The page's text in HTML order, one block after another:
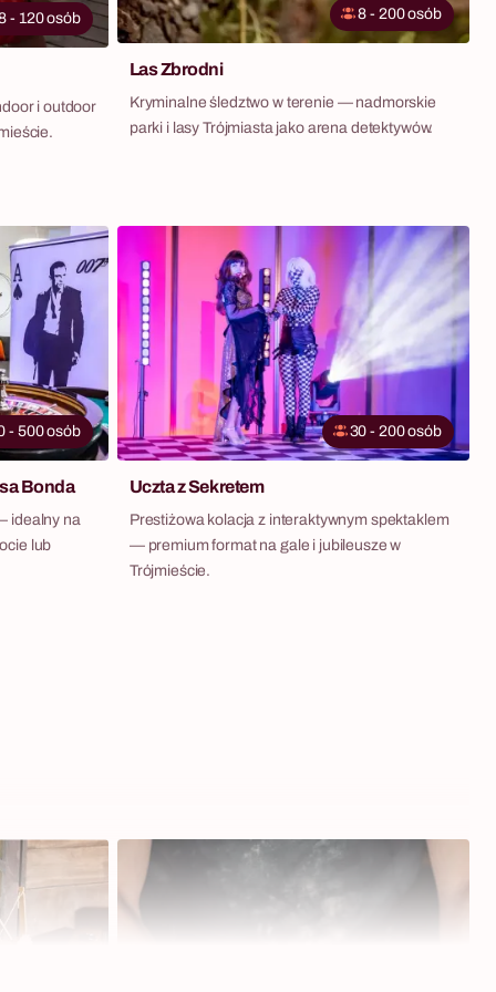
- 120 osób
i outdoor
8 - 200 osób
Las Zbrodni
Kryminalne śledztwo w terenie — nadmorskie
parki i lasy Trójmiasta jako arena detektywów.
- 500 osób
Bonda
idealny na
lub
30 - 200 osób
Uczta z Sekretem
Prestiżowa kolacja z interaktywnym spektaklem
— premium format na gale i jubileusze w
Trójmieście.